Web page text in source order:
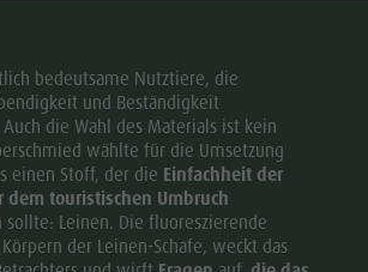
bedeutsame Nutztiere, die
und Beständigkeit
die Wahl des Materials ist kein
wählte für die Umsetzung
einen Stoff, der die Einfachheit der
dem touristischen Umbruch
sollte: Leinen. Die fluoreszierende
der Leinen-Schafe, weckt das